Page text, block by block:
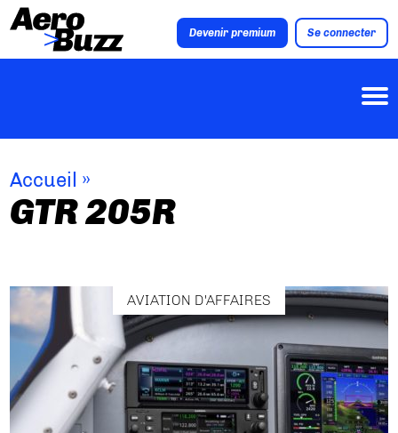
Devenir premium Se connecter
Accueil »
GTR 205R
AVIATION D'AFFAIRES